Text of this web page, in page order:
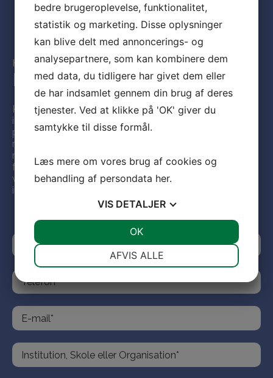
HVIS DU VIL VIDE MERE...
Kontakt One Wood Furniture
Kontakt One Wood Furniture, hvis du har brug for flere
informationer og materialer – eller hvis du ønsker
personlig kontakt til en af vores konsulenter og
rådgivere, der kan fortælle dig meget mere om jeres
mange muligheder med møbler til institutionen/skolen
fra One Wood Furniture. Udfyld kontakformularen og vi
vender snarest tilbage med den kontakt eller de
informationer, du ønsker.
bedre brugeroplevelse, funktionalitet,
statistik og marketing. Disse oplysninger
kan blive delt med annoncerings- og
analysepartnere, som kan kombinere dem
med data, du tidligere har givet dem eller
de har indsamlet gennem din brug af deres
tjenester. Ved at klikke på 'OK' giver du
samtykke til disse formål.
Læs mere om vores brug af cookies og
behandling af persondata her.
VIS DETALJER
MARKETING STATISTIK
AFVIS ALLE
OK